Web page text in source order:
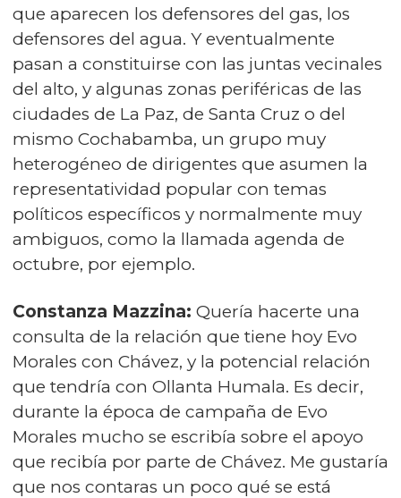
que aparecen los defensores del gas, los
defensores del agua. Y eventualmente
pasan a constituirse con las juntas vecinales
del alto, y algunas zonas periféricas de las
ciudades de La Paz, de Santa Cruz o del
mismo Cochabamba, un grupo muy
heterogéneo de dirigentes que asumen la
representatividad popular con temas
políticos específicos y normalmente muy
ambiguos, como la llamada agenda de
octubre, por ejemplo.
Constanza Mazzina: Quería hacerte una
consulta de la relación que tiene hoy Evo
Morales con Chávez, y la potencial relación
que tendría con Ollanta Humala. Es decir,
durante la época de campaña de Evo
Morales mucho se escribía sobre el apoyo
que recibía por parte de Chávez. Me gustaría
que nos contaras un poco qué se está